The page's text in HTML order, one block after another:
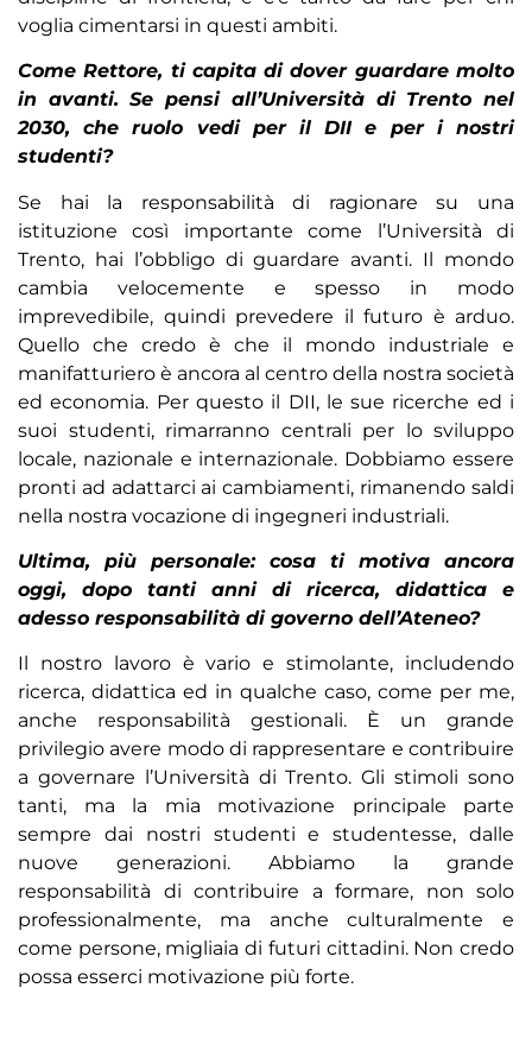
voglia cimentarsi in questi ambiti.
Come Rettore, ti capita di dover guardare molto
in avanti. Se pensi all’Università di Trento nel
2030, che ruolo vedi per il DII e per i nostri
studenti?
Se hai la responsabilità di ragionare su una
istituzione così importante come l’Università di
Trento, hai l’obbligo di guardare avanti. Il mondo
cambia velocemente e spesso in modo
imprevedibile, quindi prevedere il futuro è arduo.
Quello che credo è che il mondo industriale e
manifatturiero è ancora al centro della nostra società
ed economia. Per questo il DII, le sue ricerche ed i
suoi studenti, rimarranno centrali per lo sviluppo
locale, nazionale e internazionale. Dobbiamo essere
pronti ad adattarci ai cambiamenti, rimanendo saldi
nella nostra vocazione di ingegneri industriali.
Ultima, più personale: cosa ti motiva ancora
oggi, dopo tanti anni di ricerca, didattica e
adesso responsabilità di governo dell’Ateneo?
Il nostro lavoro è vario e stimolante, includendo
ricerca, didattica ed in qualche caso, come per me,
anche responsabilità gestionali. È un grande
privilegio avere modo di rappresentare e contribuire
a governare l’Università di Trento. Gli stimoli sono
tanti, ma la mia motivazione principale parte
sempre dai nostri studenti e studentesse, dalle
nuove generazioni. Abbiamo la grande
responsabilità di contribuire a formare, non solo
professionalmente, ma anche culturalmente e
come persone, migliaia di futuri cittadini. Non credo
possa esserci motivazione più forte.